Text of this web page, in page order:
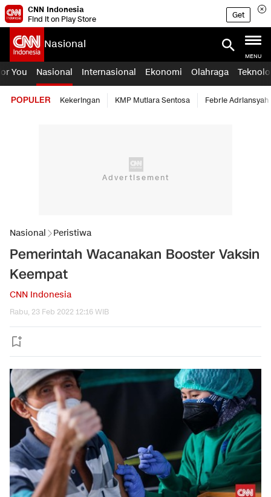
CNN Indonesia
Find it on Play Store
Get
Nasional
MENU
You Nasional Internasional Ekonomi Olahraga
POPULER Kekeringan KMP Mutiara Sentosa Febrie Adriansyah
Nasional Peristiwa
Pemerintah Wacanakan Booster Vaksin
Keempat
CNN Indonesia
Rabu, 23 Feb 2022 12:16 WIB